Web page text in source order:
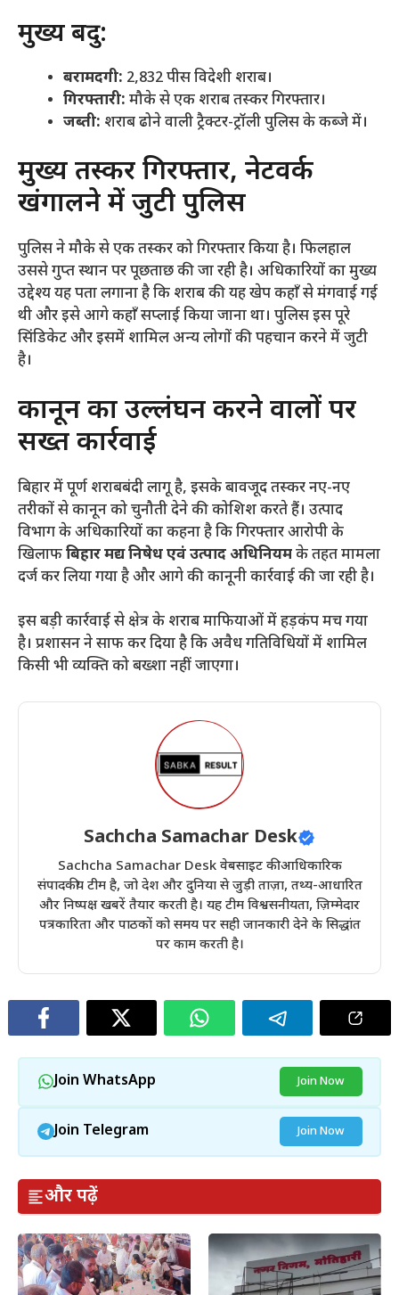
​मुख्य बिंदु:
बरामदगी: 2,832 पीस विदेशी शराब।
गिरफ्तारी: मौके से एक शराब तस्कर गिरफ्तार।
जब्ती: शराब ढोने वाली ट्रैक्टर-ट्रॉली पुलिस के कब्जे में।
​मुख्य तस्कर गिरफ्तार, नेटवर्क
खंगालने में जुटी पुलिस
​पुलिस ने मौके से एक तस्कर को गिरफ्तार किया है। फिलहाल
उससे गुप्त स्थान पर पूछताछ की जा रही है। अधिकारियों का मुख्य
उद्देश्य यह पता लगाना है कि शराब की यह खेप कहाँ से मंगवाई गई
थी और इसे आगे कहाँ सप्लाई किया जाना था। पुलिस इस पूरे
सिंडिकेट और इसमें शामिल अन्य लोगों की पहचान करने में जुटी
है।
​कानून का उल्लंघन करने वालों पर
सख्त कार्रवाई
​बिहार में पूर्ण शराबबंदी लागू है, इसके बावजूद तस्कर नए-नए
तरीकों से कानून को चुनौती देने की कोशिश करते हैं। उत्पाद
विभाग के अधिकारियों का कहना है कि गिरफ्तार आरोपी के
खिलाफबिहार मद्य निषेध एवं उत्पाद अधिनियमके तहत मामला
दर्ज कर लिया गया है और आगे की कानूनी कार्रवाई की जा रही है।
​इस बड़ी कार्रवाई से क्षेत्र के शराब माफियाओं में हड़कंप मच गया
है। प्रशासन ने साफ कर दिया है कि अवैध गतिविधियों में शामिल
किसी भी व्यक्ति को बख्शा नहीं जाएगा।
Sachcha Samachar Desk
Sachcha Samachar Desk वेबसाइट की आधिकारिक
संपादकीय टीम है, जो देश और दुनिया से जुड़ी ताज़ा, तथ्य-आधारित
और निष्पक्ष खबरें तैयार करती है। यह टीम विश्वसनीयता, ज़िम्मेदार
पत्रकारिता और पाठकों को समय पर सही जानकारी देने के सिद्धांत
पर काम करती है।
Join WhatsApp Join Now
Join Telegram Join Now
और पढ़ें